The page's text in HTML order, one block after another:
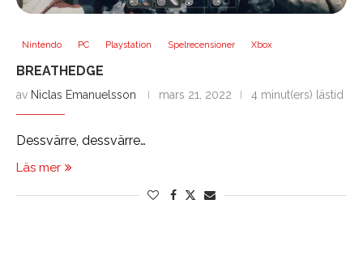
Nintendo PC Playstation Spelrecensioner Xbox
BREATHEDGE
av Niclas Emanuelsson mars 21, 2022 4 minut(ers) lästid
Dessvärre, dessvärre…
Läs mer